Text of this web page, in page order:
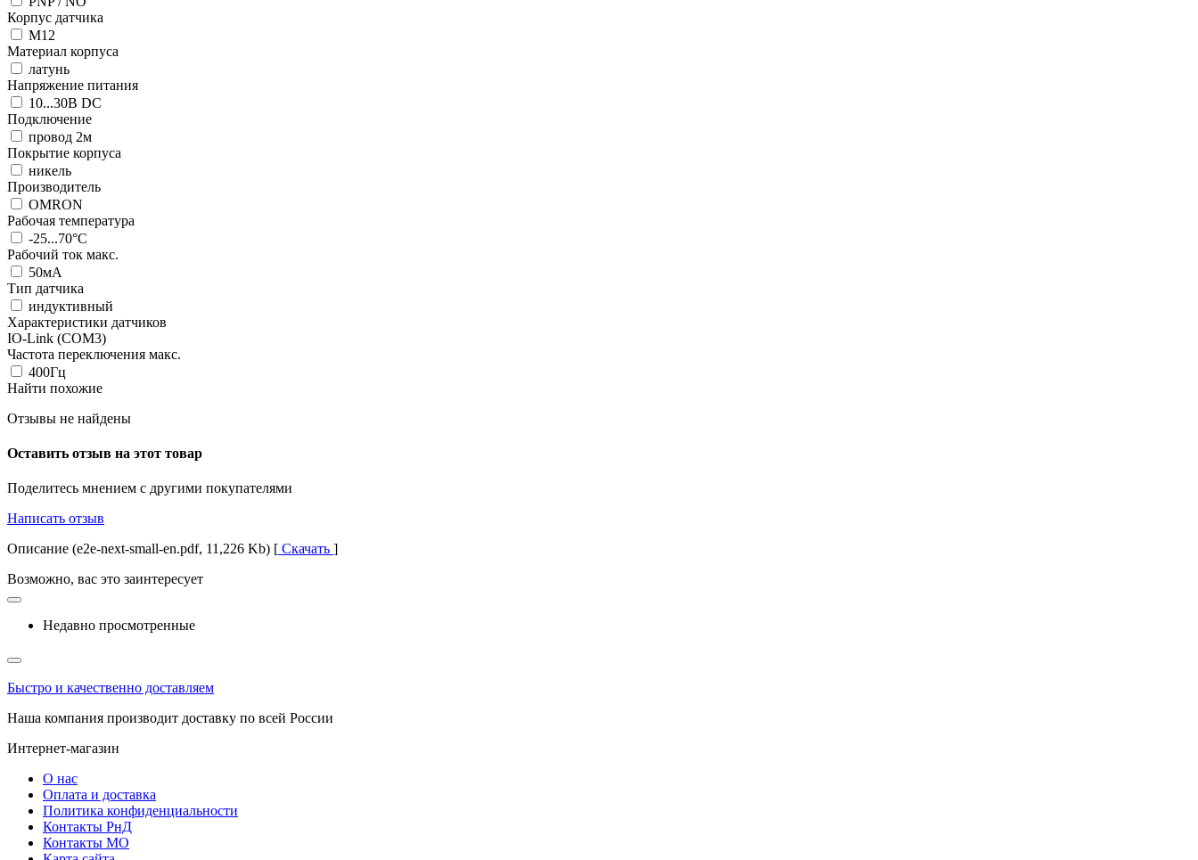
Корпус датчика
М12
Материал корпуса
латунь
Напряжение питания
10...30В DC
Подключение
провод 2м
Покрытие корпуса
никель
Производитель
OMRON
Рабочая температура
-25...70°C
Рабочий ток макс.
50мА
Тип датчика
индуктивный
Характеристики датчиков
IO-Link (COM3)
Частота переключения макс.
400Гц
Найти похожие
Отзывы не найдены
Оставить отзыв на этот товар
Поделитесь мнением с другими покупателями
Написать отзыв
Описание (e2e-next-small-en.pdf, 11,226 Kb) [ Скачать ]
Возможно, вас это заинтересует
Недавно просмотренные
Быстро и качественно доставляем
Наша компания производит доставку по всей России
Интернет-магазин
О нас
Оплата и доставка
Политика конфиденциальности
Контакты РнД
Контакты МО